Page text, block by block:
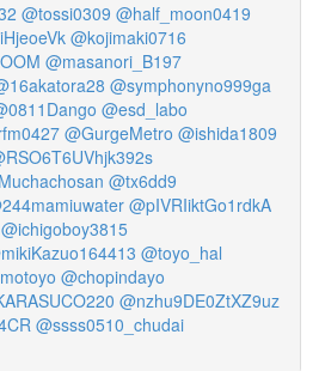
@tossi0309 @half_moon0419
@kojimaki0716
@masanori_B197
@symphonyno999ga
@esd_labo
@GurgeMetro @ishida1809
@tx6dd9
@pIVRIiktGo1rdkA
@ichigoboy3815
@toyo_hal
@chopindayo
@nzhu9DE0ZtXZ9uz
@ssss0510_chudai